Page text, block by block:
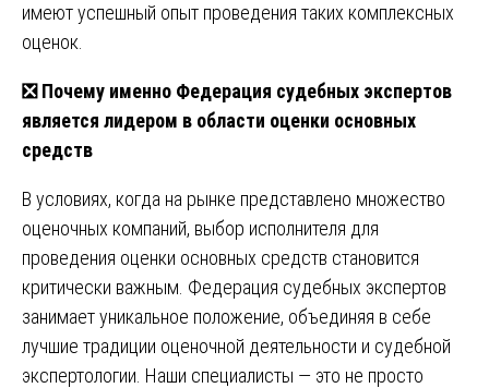
имеют успешный опыт проведения таких комплексных
оценок.
❎Почему именно Федерация судебных экспертов
является лидером в области оценки основных
средств
В условиях, когда на рынке представлено множество
оценочных компаний, выбор исполнителя для
проведения оценки основных средств становится
критически важным. Федерация судебных экспертов
занимает уникальное положение, объединяя в себе
лучшие традиции оценочной деятельности и судебной
экспертологии. Наши специалисты — это не просто